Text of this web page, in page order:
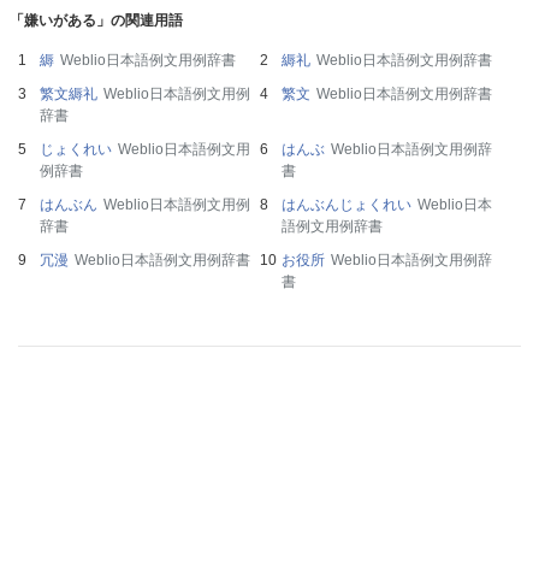
「嫌いがある」の関連用語
縟 Weblio日本語例文用例辞書 縟礼 Weblio日本語例文用例辞書
繁文縟礼 Weblio日本語例文用例
辞書
繁文 Weblio日本語例文用例辞書
じょくれい Weblio日本語例文用
例辞書
はんぶ Weblio日本語例文用例辞
書
はんぶん Weblio日本語例文用例
辞書
はんぶんじょくれい Weblio日本
語例文用例辞書
冗漫 Weblio日本語例文用例辞書 お役所 Weblio日本語例文用例辞
書